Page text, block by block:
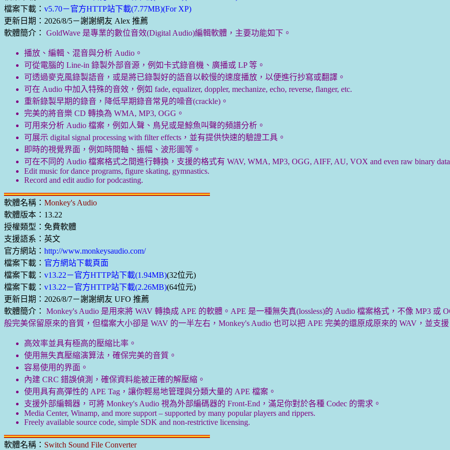
檔案下載： v5.70－官方HTTP站下載(7.77MB)(For XP)
更新日期：2026/8/5－謝謝網友 Alex 推薦
軟體簡介：
GoldWave 是專業的數位音效(Digital Audio)編輯軟體，主要功能如下。
播放、編輯、混音與分析 Audio。
可從電腦的 Line-in 錄製外部音源，例如卡式錄音機、廣播或 LP 等。
可透過麥克風錄製語音，或是將已錄製好的語音以較慢的速度播放，以便進行抄寫或翻譯。
可在 Audio 中加入特殊的音效，例如 fade, equalizer, doppler, mechanize, echo, reverse, flanger, etc.
重新錄製早期的錄音，降低早期錄音常見的噪音(crackle)。
完美的將音樂 CD 轉換為 WMA, MP3, OGG。
可用來分析 Audio 檔案，例如人聲、鳥兒或是鯨魚叫聲的頻譜分析。
可展示 digital signal processing with filter effects，並有提供快速的驗證工具。
即時的視覺界面，例如時間軸、振幅、波形圖等。
可在不同的 Audio 檔案格式之間進行轉換，支援的格式有 WAV, WMA, MP3, OGG, AIFF, AU, VOX and even raw binary
Edit music for dance programs, figure skating, gymnastics.
Record and edit audio for podcasting.
軟體名稱： Monkey's Audio
軟體版本：13.22
授權類型：免費軟體
支援語系：英文
官方網站： http://www.monkeysaudio.com/
檔案下載： 官方網站下載頁面
檔案下載： v13.22－官方HTTP站下載(1.94MB)(32位元)
檔案下載： v13.22－官方HTTP站下載(2.26MB)(64位元)
更新日期：2026/8/7－謝謝網友 UFO 推薦
軟體簡介：
Monkey's Audio 是用來將 WAV 轉換成 APE 的軟體。APE 是一種無失真(lossless)的 Audio 檔案格式，不像 MP3
般完美保留原來的音質，但檔案大小卻是 WAV 的一半左右，Monkey's Audio 也可以把 APE 完美的還原成原來的 WAV，並支援
高效率並具有極高的壓縮比率。
使用無失真壓縮演算法，確保完美的音質。
容易使用的界面。
內建 CRC 錯誤偵測，確保資料能被正確的解壓縮。
使用具有高彈性的 APE Tag，讓你輕易地管理與分類大量的 APE 檔案。
支援外部編輯器，可將 Monkey's Audio 視為外部編碼器的 Front-End，滿足你對於各種 Codec 的需求。
Media Center, Winamp, and more support – supported by many popular players and rippers.
Freely available source code, simple SDK and non-restrictive licensing.
軟體名稱： Switch Sound File Converter